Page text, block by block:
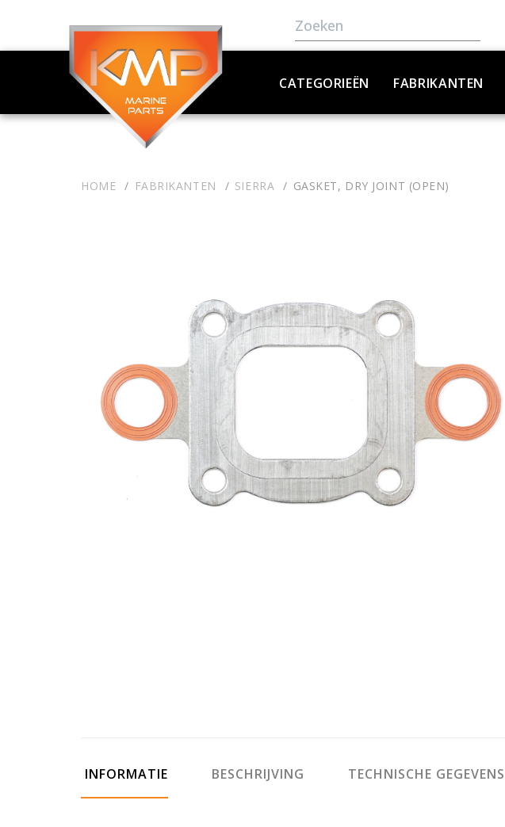
CATEGORIEËN FABRIKANTEN
HOME FABRIKANTEN SIERRA GASKET, DRY JOINT (OPEN)
INFORMATIE BESCHRIJVING TECHNISCHE GEGEVENS